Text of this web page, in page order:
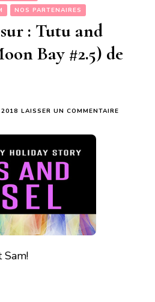
NOS PARTENAIRES
: Tutu and
Bay #2.5) de
2018 LAISSER UN COMMENTAIRE
Sam!